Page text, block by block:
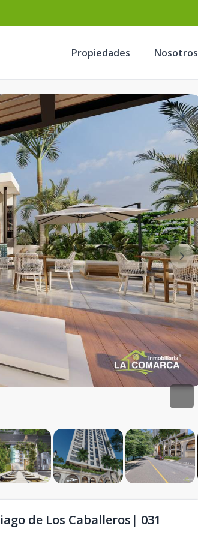
Propiedades Nosotros
de Los Caballeros| 031